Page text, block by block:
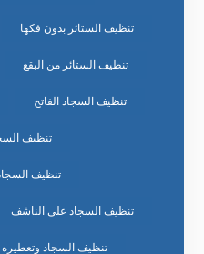
تنظيف الستائر بدون فكها
تنظيف الستائر من البقع
تنظيف السجاد الفاتح
تنظيف
تنظيف
تنظيف السجاد على الناشف
تنظيف السجاد وتعطيره